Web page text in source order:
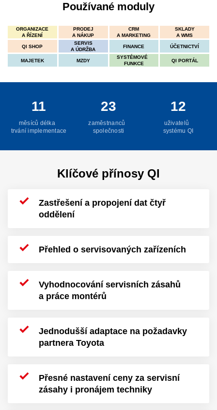
Používané moduly
ORGANIZACE
A ŘÍZENÍ
PRODEJ
A NÁKUP
CRM
A MARKETING
SKLADY
A WMS
QI SHOP
SERVIS
A ÚDRŽBA
FINANCE ÚČETNICTVÍ
MAJETEK MZDY
SYSTÉMOVÉ
FUNKCE
QI PORTÁL
11
měsíců délka
trvání implementace
23
zaměstnanců
společnosti
12
uživatelů
systému QI
Klíčové přínosy QI
Zastřešení a propojení dat čtyř
oddělení
Přehled o servisovaných zařízeních
Vyhodnocování servisních zásahů
a práce montérů
Jednodušší adaptace na požadavky
partnera Toyota
Přesné nastavení ceny za servisní
zásahy i pronájem techniky